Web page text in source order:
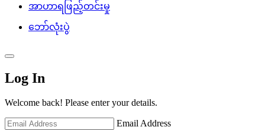
အာဟာရဖြည့်တင်းမှု
ဘော်လုံးပွဲ
Log In
Welcome back! Please enter your details.
Email Address